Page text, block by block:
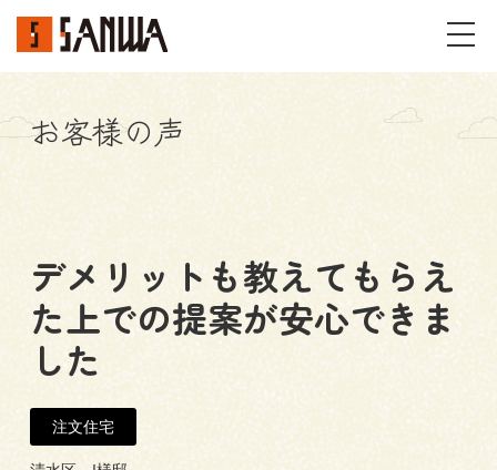
イベント・見学会
事例
施工事例 パーツギャラリー
お客様の声
お客様の声
デメリットも教えてもらえ
た上での提案が安心できま
した
注文住宅